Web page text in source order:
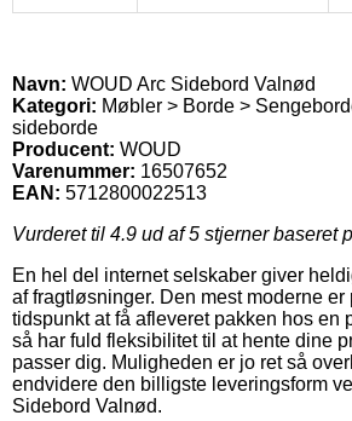
Navn: WOUD Arc Sidebord Valnød
Kategori: Møbler > Borde >
sideborde
Producent: WOUD
Varenummer: 16507652
EAN: 5712800022513
Vurderet til 4.9 ud af 5 stjerner baseret
En hel del internet selskaber giver
af fragtløsninger. Den mest moderne
tidspunkt at få afleveret pakken hos en
så har fuld fleksibilitet til at hente dine
passer dig. Muligheden er jo ret så
endvidere den billigste leveringsform
Sidebord Valnød.